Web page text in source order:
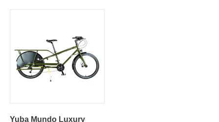
Yuba Mundo Luxury